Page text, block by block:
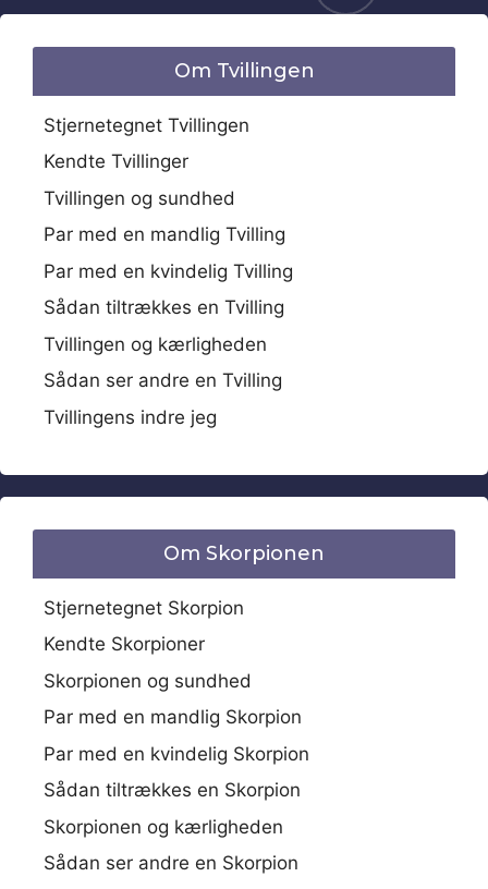
Om Tvillingen
Stjernetegnet Tvillingen
Kendte Tvillinger
Tvillingen og sundhed
Par med en mandlig Tvilling
Par med en kvindelig Tvilling
Sådan tiltrækkes en Tvilling
Tvillingen og kærligheden
Sådan ser andre en Tvilling
Tvillingens indre jeg
Om Skorpionen
Stjernetegnet Skorpion
Kendte Skorpioner
Skorpionen og sundhed
Par med en mandlig Skorpion
Par med en kvindelig Skorpion
Sådan tiltrækkes en Skorpion
Skorpionen og kærligheden
Sådan ser andre en Skorpion